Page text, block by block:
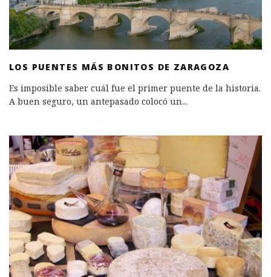
LOS PUENTES MÁS BONITOS DE ZARAGOZA
Es imposible saber cuál fue el primer puente de la historia.
A buen seguro, un antepasado colocó un...